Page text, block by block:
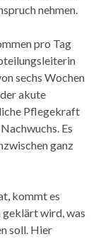
nehmen.
pro Tag
sechs Wochen
akute
Pflegekraft
Es
ganz
kommt es
geklärt wird, was
soll. Hier